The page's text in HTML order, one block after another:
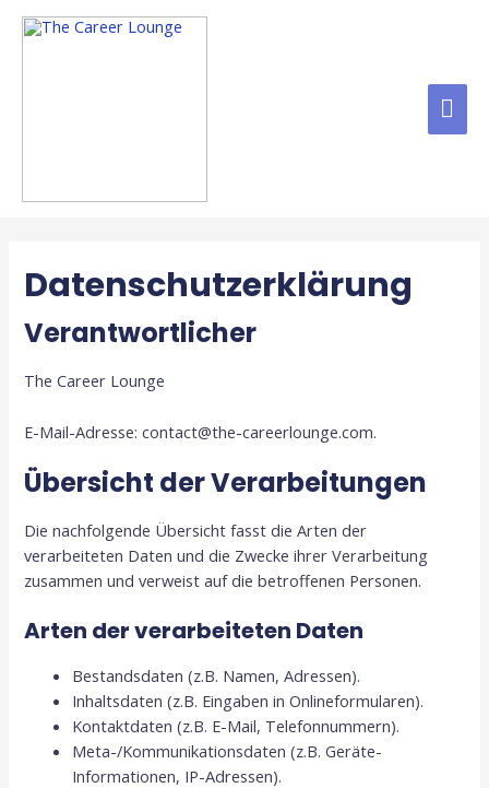
Datenschutzerklärung
Verantwortlicher
The Career Lounge
E-Mail-Adresse: contact@the-careerlounge.com.
Übersicht der Verarbeitungen
Die nachfolgende Übersicht fasst die Arten der
verarbeiteten Daten und die Zwecke ihrer Verarbeitung
zusammen und verweist auf die betroffenen Personen.
Arten der verarbeiteten Daten
Bestandsdaten (z.B. Namen, Adressen).
Inhaltsdaten (z.B. Eingaben in Onlineformularen).
Kontaktdaten (z.B. E-Mail, Telefonnummern).
Meta-/Kommunikationsdaten (z.B. Geräte-
Informationen, IP-Adressen).